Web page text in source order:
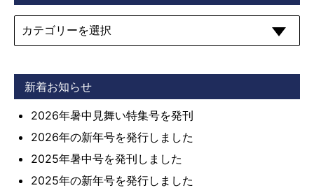
新着お知らせ
2026年暑中見舞い特集号を発刊
2026年の新年号を発行しました
2025年暑中号を発刊しました
2025年の新年号を発行しました